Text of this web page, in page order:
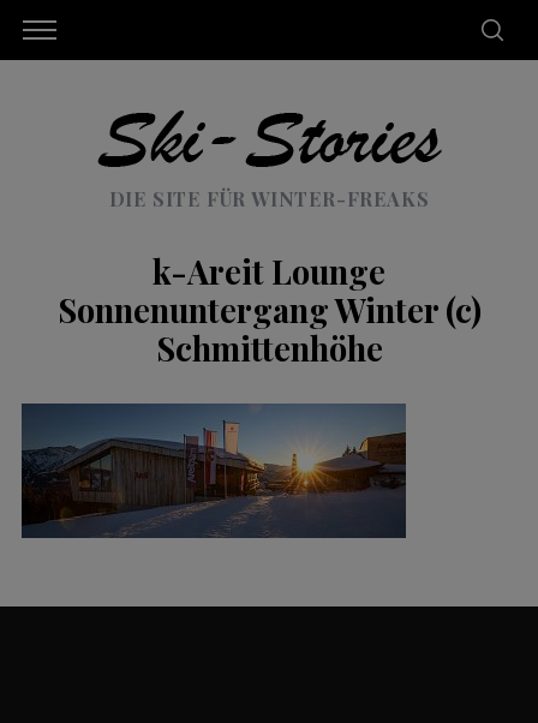
DIE SITE FÜR WINTER-FREAKS
k-Areit Lounge
Sonnenuntergang Winter (c)
Schmittenhöhe